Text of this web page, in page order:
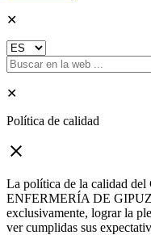
✕
✕
Política de calidad
close
La política de la calidad
ENFERMERÍA DE
exclusivamente, lograr la
ver cumplidas sus